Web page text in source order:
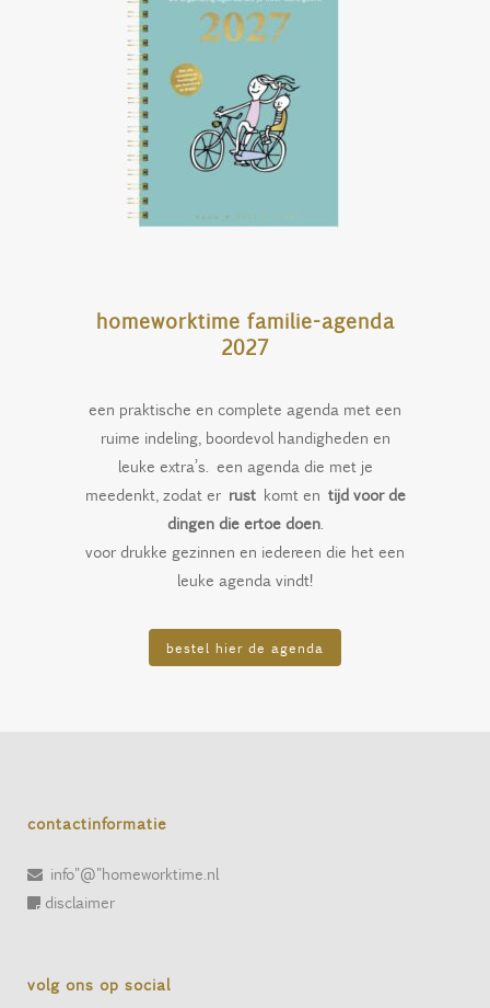
homeworktime familie-agenda
2027
een praktische en complete agenda met een
ruime indeling, boordevol handigheden en
leuke extra’s. een agenda die met je
meedenkt, zodat er rustkomt en tijd voor de
dingen die ertoe doen.
voor drukke gezinnen en iedereen die het een
leuke agenda vindt!
bestel hier de agenda
contactinformatie
info"@"homeworktime.nl
disclaimer
volg ons op social